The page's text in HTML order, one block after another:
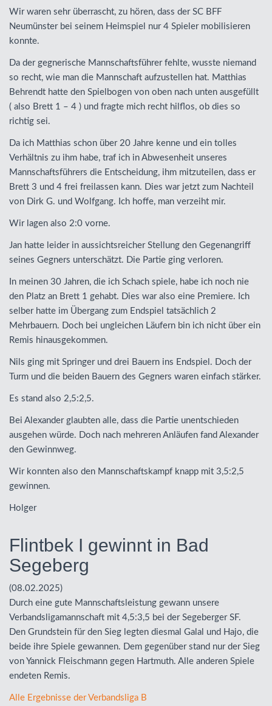
Wir waren sehr überrascht, zu hören, dass der SC BFF
Neumünster bei seinem Heimspiel nur 4 Spieler mobilisieren
konnte.
Da der gegnerische Mannschaftsführer fehlte, wusste niemand
so recht, wie man die Mannschaft aufzustellen hat. Matthias
Behrendt hatte den Spielbogen von oben nach unten ausgefüllt
( also Brett 1 – 4 ) und fragte mich recht hilflos, ob dies so
richtig sei.
Da ich Matthias schon über 20 Jahre kenne und ein tolles
Verhältnis zu ihm habe, traf ich in Abwesenheit unseres
Mannschaftsführers die Entscheidung, ihm mitzuteilen, dass er
Brett 3 und 4 frei freilassen kann. Dies war jetzt zum Nachteil
von Dirk G. und Wolfgang. Ich hoffe, man verzeiht mir.
Wir lagen also 2:0 vorne.
Jan hatte leider in aussichtsreicher Stellung den Gegenangriff
seines Gegners unterschätzt. Die Partie ging verloren.
In meinen 30 Jahren, die ich Schach spiele, habe ich noch nie
den Platz an Brett 1 gehabt. Dies war also eine Premiere. Ich
selber hatte im Übergang zum Endspiel tatsächlich 2
Mehrbauern. Doch bei ungleichen Läufern bin ich nicht über ein
Remis hinausgekommen.
Nils ging mit Springer und drei Bauern ins Endspiel. Doch der
Turm und die beiden Bauern des Gegners waren einfach stärker.
Es stand also 2,5:2,5.
Bei Alexander glaubten alle, dass die Partie unentschieden
ausgehen würde. Doch nach mehreren Anläufen fand Alexander
den Gewinnweg.
Wir konnten also den Mannschaftskampf knapp mit 3,5:2,5
gewinnen.
Holger
Flintbek I gewinnt in Bad
Segeberg
(08.02.2025)
Durch eine gute Mannschaftsleistung gewann unsere
Verbandsligamannschaft mit 4,5:3,5 bei der Segeberger SF.
Den Grundstein für den Sieg legten diesmal Galal und Hajo, die
beide ihre Spiele gewannen. Dem gegenüber stand nur der Sieg
von Yannick Fleischmann gegen Hartmuth. Alle anderen Spiele
endeten Remis.
Alle Ergebnisse der Verbandsliga B